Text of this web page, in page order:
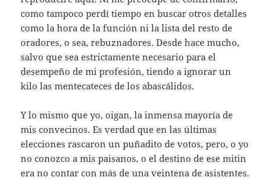
como tampoco perdí tiempo en buscar otros detalles
como la hora de la función ni la lista del resto de
oradores, o sea, rebuznadores. Desde hace mucho,
salvo que sea estrictamente necesario para el
desempeño de mi profesión, tiendo a ignorar un
kilo las mentecateces de los abascálidos.
Y lo mismo que yo, oigan, la inmensa mayoría de
mis convecinos. Es verdad que en las últimas
elecciones rascaron un puñadito de votos, pero, o yo
no conozco a mis paisanos, o el destino de ese mitin
era no contar con más de una veintena de asistentes.